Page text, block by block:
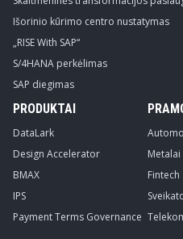
Išorinio kūrimo centro nustatymas
„RISE With SAP“
S/4HANA perkėlimas
SAP diegimas
PRODUKTAI
DataLark
Design Accelerator
BMAX
IPS
Payment Terms Governance
Fintech